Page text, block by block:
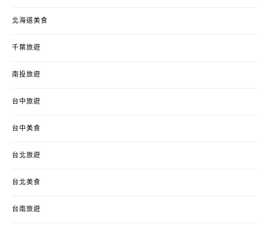
北海道美食
千葉旅遊
南投旅遊
台中旅遊
台中美食
台北旅遊
台北美食
台南旅遊